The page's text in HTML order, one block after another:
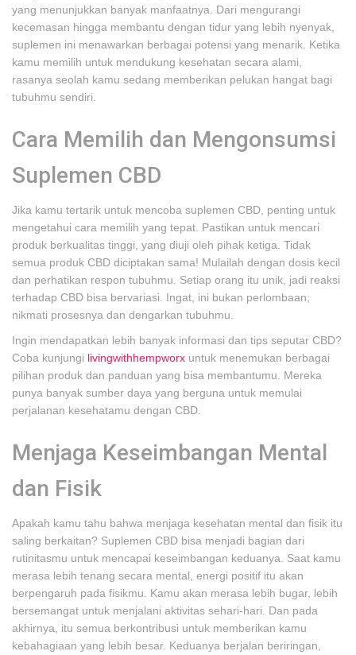
yang menunjukkan banyak manfaatnya. Dari mengurangi
kecemasan hingga membantu dengan tidur yang lebih nyenyak,
suplemen ini menawarkan berbagai potensi yang menarik. Ketika
kamu memilih untuk mendukung kesehatan secara alami,
rasanya seolah kamu sedang memberikan pelukan hangat bagi
tubuhmu sendiri.
Cara Memilih dan Mengonsumsi
Suplemen CBD
Jika kamu tertarik untuk mencoba suplemen CBD, penting untuk
mengetahui cara memilih yang tepat. Pastikan untuk mencari
produk berkualitas tinggi, yang diuji oleh pihak ketiga. Tidak
semua produk CBD diciptakan sama! Mulailah dengan dosis kecil
dan perhatikan respon tubuhmu. Setiap orang itu unik, jadi reaksi
terhadap CBD bisa bervariasi. Ingat, ini bukan perlombaan;
nikmati prosesnya dan dengarkan tubuhmu.
Ingin mendapatkan lebih banyak informasi dan tips seputar CBD?
Coba kunjungi livingwithhempworx untuk menemukan berbagai
pilihan produk dan panduan yang bisa membantumu. Mereka
punya banyak sumber daya yang berguna untuk memulai
perjalanan kesehatamu dengan CBD.
Menjaga Keseimbangan Mental
dan Fisik
Apakah kamu tahu bahwa menjaga kesehatan mental dan fisik itu
saling berkaitan? Suplemen CBD bisa menjadi bagian dari
rutinitasmu untuk mencapai keseimbangan keduanya. Saat kamu
merasa lebih tenang secara mental, energi positif itu akan
berpengaruh pada fisikmu. Kamu akan merasa lebih bugar, lebih
bersemangat untuk menjalani aktivitas sehari-hari. Dan pada
akhirnya, itu semua berkontribusi untuk memberikan kamu
kebahagiaan yang lebih besar. Keduanya berjalan beriringan,